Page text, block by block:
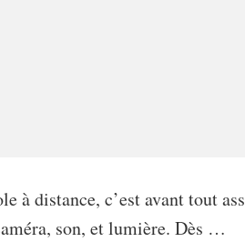
à distance, c’est avant tout
son, et lumière. Dès …